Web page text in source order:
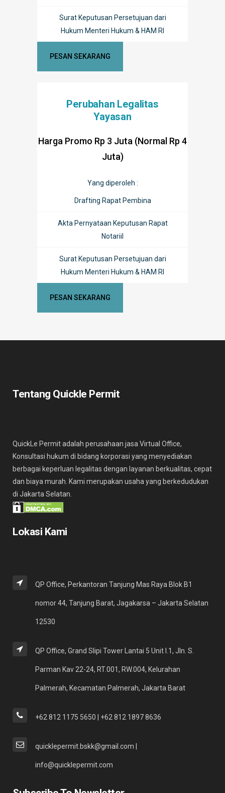
Surat Keputusan Persetujuan dari
Hukum Menteri Hukum & HAM RI
PESAN SEKARANG
Perubahan Legalitas
Yayasan
Harga Promo Rp 3 Juta (Normal Rp 4
Juta)
Yang diperoleh :
Drafting Rapat Pembina
Akta Pernyataan Keputusan Rapat
Notariil
Surat Keputusan Persetujuan dari
Hukum Menteri Hukum & HAM RI
PESAN SEKARANG
Tentang Quickle Permit
QuickLe Permit adalah perusahaan jasa Virtual Office,
Konsultasi hukum di bidang korporasi yang menyediakan
berbagai keperluan legalitas dengan layanan berkualitas, cepat
dan biaya murah. Kami merupakan usaha yang berkedudukan
di Jakarta Selatan.
Lokasi Kami
QP Office, Perkantoran Tanjung Mas Raya Blok B1
nomor 44, Tanjung Barat, Jagakarsa – Jakarta Selatan
12530
QP Office, Grand Slipi Tower Lantai 5 Unit I.1, Jln. S.
Parman Kav 22-24, RT.001, RW.004, Kelurahan
Palmerah, Kecamatan Palmerah, Jakarta Barat
+62 812 1175 5650 | +62 812 1897 8636
quicklepermit.bskk@gmail.com |
info@quicklepermit.com